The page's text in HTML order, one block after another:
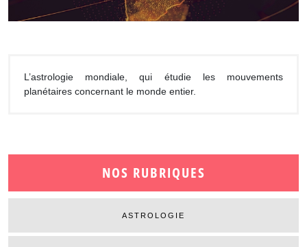
NOS RUBRIQUES
ASTROLOGIE
L’astrologie mondiale, qui étudie les mouvements
planétaires concernant le monde entier.